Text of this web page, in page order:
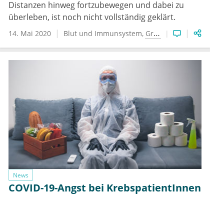
Distanzen hinweg fortzubewegen und dabei zu
überleben, ist noch nicht vollständig geklärt.
14. Mai 2020 Blut und Immunsystem Grundlagenforschung
News
COVID-19-Angst bei KrebspatientInnen